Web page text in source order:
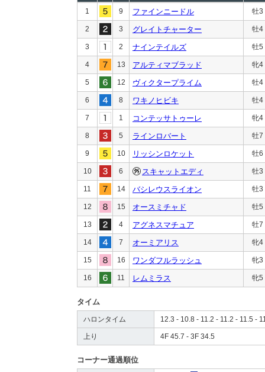
1 9 ファインニードル 牡3
2 3 グレイトチャーター 牡4
3 2 ナインテイルズ 牡5
4 13 アルティマブラッド 牝4
5 12 ヴィクタープライム 牡4
6 8 ワキノヒビキ 牡4
7 1 コンテッサトゥーレ 牝4
8 5 ラインロバート 牡7
9 10 リッシンロケット 牡6
10 6 スキャットエディ 牡3
11 14 バシレウスライオン 牡3
12 15 オースミチャド 牡5
13 4 アグネスマチュア 牡7
14 7 オーミアリス 牝4
15 16 ワンダフルラッシュ 牝3
16 11 レムミラス 牝5
タイム
ハロンタイム 12.3 - 10.8 - 11.2 - 11.2 - 11.5 -
上り 4F 45.7 - 3F 34.5
コーナー通過順位